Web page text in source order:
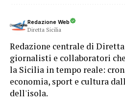
Redazione Web
Diretta Sicilia
Redazione centrale di
giornalisti e collaboratori
la Sicilia in tempo reale:
economia, sport e cultura
dell'isola.